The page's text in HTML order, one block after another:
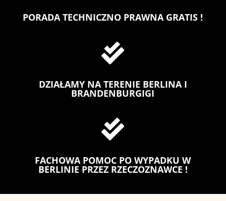
PORADA TECHNICZNO PRAWNA GRATIS !

DZIAŁAMY NA TERENIE BERLINA I
BRANDENBURGIGI

FACHOWA POMOC PO WYPADKU W
BERLINIE PRZEZ RZECZOZNAWCE !